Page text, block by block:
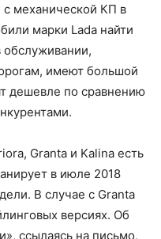
механической КП в
марки Lada найти
обслуживании,
имеют большой
дешевле по сравнению
Granta и Kalina есть
в июле 2018
В случае с Granta
версиях. Об
ссылаясь на письмо,